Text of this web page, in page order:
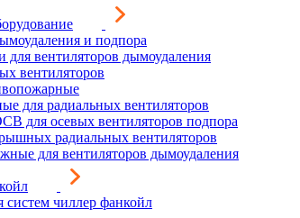
и подпора
для вентиляторов дымоудаления
вентиляторов
для радиальных вентиляторов
для осевых вентиляторов подпора
радиальных вентиляторов
для вентиляторов дымоудаления
систем чиллер фанкойл